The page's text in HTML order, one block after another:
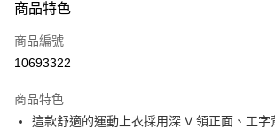
Apple Pay
悠遊付
7-11取貨(快速到店)
商品特色
商品編號
10693322
商品特色
這款舒適的運動上衣採用深 V 領正面、工字